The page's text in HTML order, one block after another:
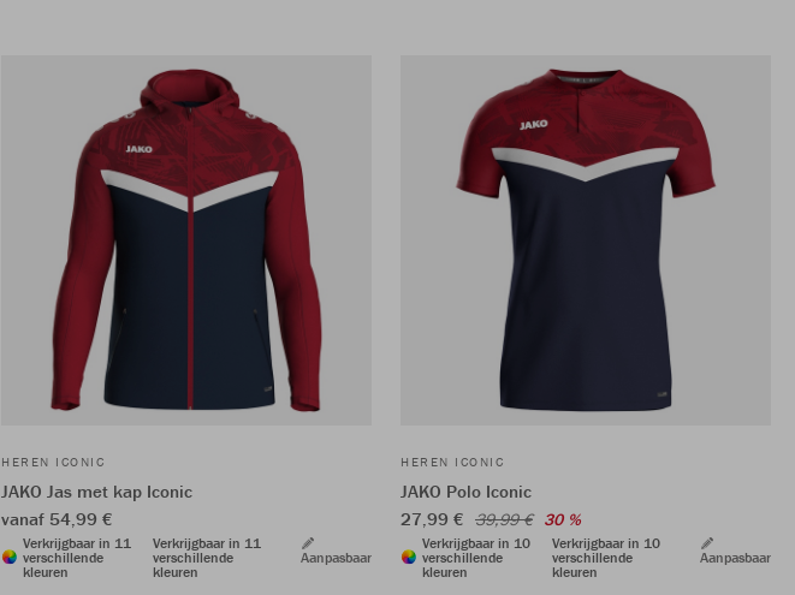
HEREN ICONIC
JAKO Jas met kap Iconic
vanaf 54,99 €
Verkrijgbaar in 11
verschillende
kleuren
Verkrijgbaar in 11
verschillende
kleuren
Aanpasbaar
HEREN ICONIC
JAKO Polo Iconic
27,99 € 39,99 € 30 %
Verkrijgbaar in 10
verschillende
kleuren
Verkrijgbaar in 10
verschillende
kleuren
Aanpasbaar